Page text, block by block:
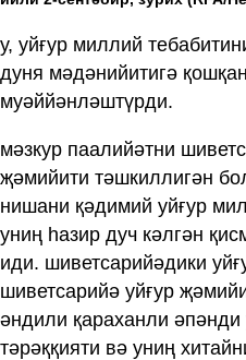
у, уйғур миллий
дуня мәдәнийитигә
муәййәнләштүрди.
мәзкур паалийәтни
җәмийити тәшкиллигән
нишани қәдимий уйғур
униң һазир дуч кәлгән
иди. шиветсарийәдики
шиветсарийә уйғур
әндили қараханли әпәнди
тәрәққияти вә униң